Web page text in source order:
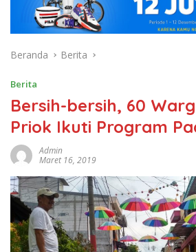
Beranda Berita
Berita
Bersih-bersih, 60
Priok Ikuti Program
Admin
Maret 16, 2019